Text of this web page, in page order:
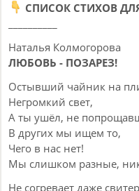
СПИСОК СТИХОВ
Наталья Колмогорова
ЛЮБОВЬ - ПОЗАРЕЗ!
Остывший чайник на
Негромкий свет,
А ты ушёл, не
В других мы ищем то,
Чего в нас нет!
Мы слишком разные,
Не согревает даже свитер